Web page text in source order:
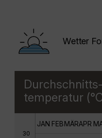
Wetter
Durchschnitts-
temperatur
30
JAN FEBMÄRAPR